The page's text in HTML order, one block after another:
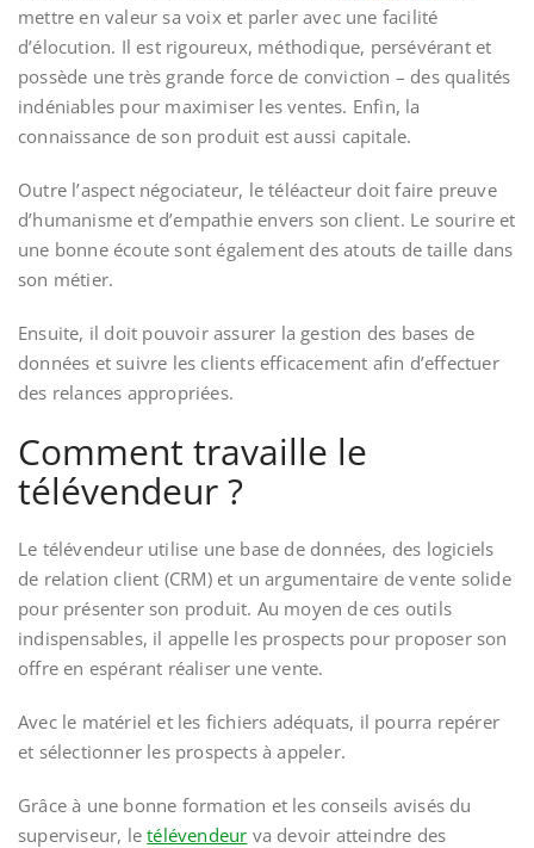
mettre en valeur sa voix et parler avec une facilité
d’élocution. Il est rigoureux, méthodique, persévérant et
possède une très grande force de conviction – des qualités
indéniables pour maximiser les ventes. Enfin, la
connaissance de son produit est aussi capitale.
Outre l’aspect négociateur, le téléacteur doit faire preuve
d’humanisme et d’empathie envers son client. Le sourire et
une bonne écoute sont également des atouts de taille dans
son métier.
Ensuite, il doit pouvoir assurer la gestion des bases de
données et suivre les clients efficacement afin d’effectuer
des relances appropriées.
Comment travaille le
télévendeur ?
Le télévendeur utilise une base de données, des logiciels
de relation client (CRM) et un argumentaire de vente solide
pour présenter son produit. Au moyen de ces outils
indispensables, il appelle les prospects pour proposer son
offre en espérant réaliser une vente.
Avec le matériel et les fichiers adéquats, il pourra repérer
et sélectionner les prospects à appeler.
Grâce à une bonne formation et les conseils avisés du
superviseur, letélévendeur va devoir atteindre des